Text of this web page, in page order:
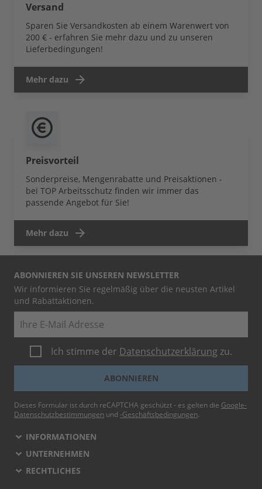
Versand
Sparen Sie Versandkosten ab einem Warenwert von
200 € - erfahren Sie mehr dazu und zu unseren
Lieferbedingungen!
Mehr dazu
Preisvorteil
Sonderpreise, Mengenrabatte und Preisaktionen -
bei TOP Arbeitsschutz finden wir immer das
passende Angebot für Sie!
Mehr dazu
ABONNIEREN SIE UNSEREN NEWSLETTER
Wir informieren Sie regelmäßig über die neusten Artikel
und Rabattaktionen.
Ich stimme der Datenschutzerklärung zu.
ABONNIEREN
Dieses Formular ist durch reCAPTCHA geschützt - es gelten die Google-
Datenschutzbestimmungen und -Geschäftsbedingungen.
INFORMATIONEN
UNTERNEHMEN
RECHTLICHES